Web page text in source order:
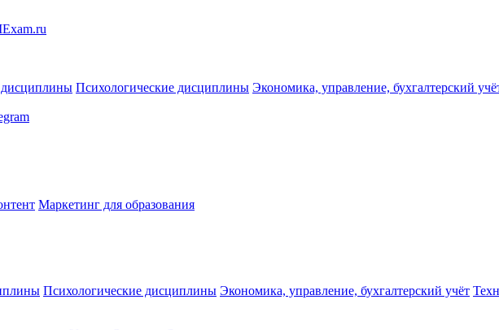
Психологические дисциплины Экономика, управление, бухгалтерский
Маркетинг для образования
Психологические дисциплины Экономика, управление, бухгалтерский учёт